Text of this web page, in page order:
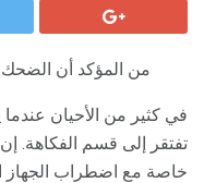
من المؤكد أن
في كثير من الأحيان
تفتقر إلى قسم الفكاهة.
خاصة مع اضطراب الجهاز